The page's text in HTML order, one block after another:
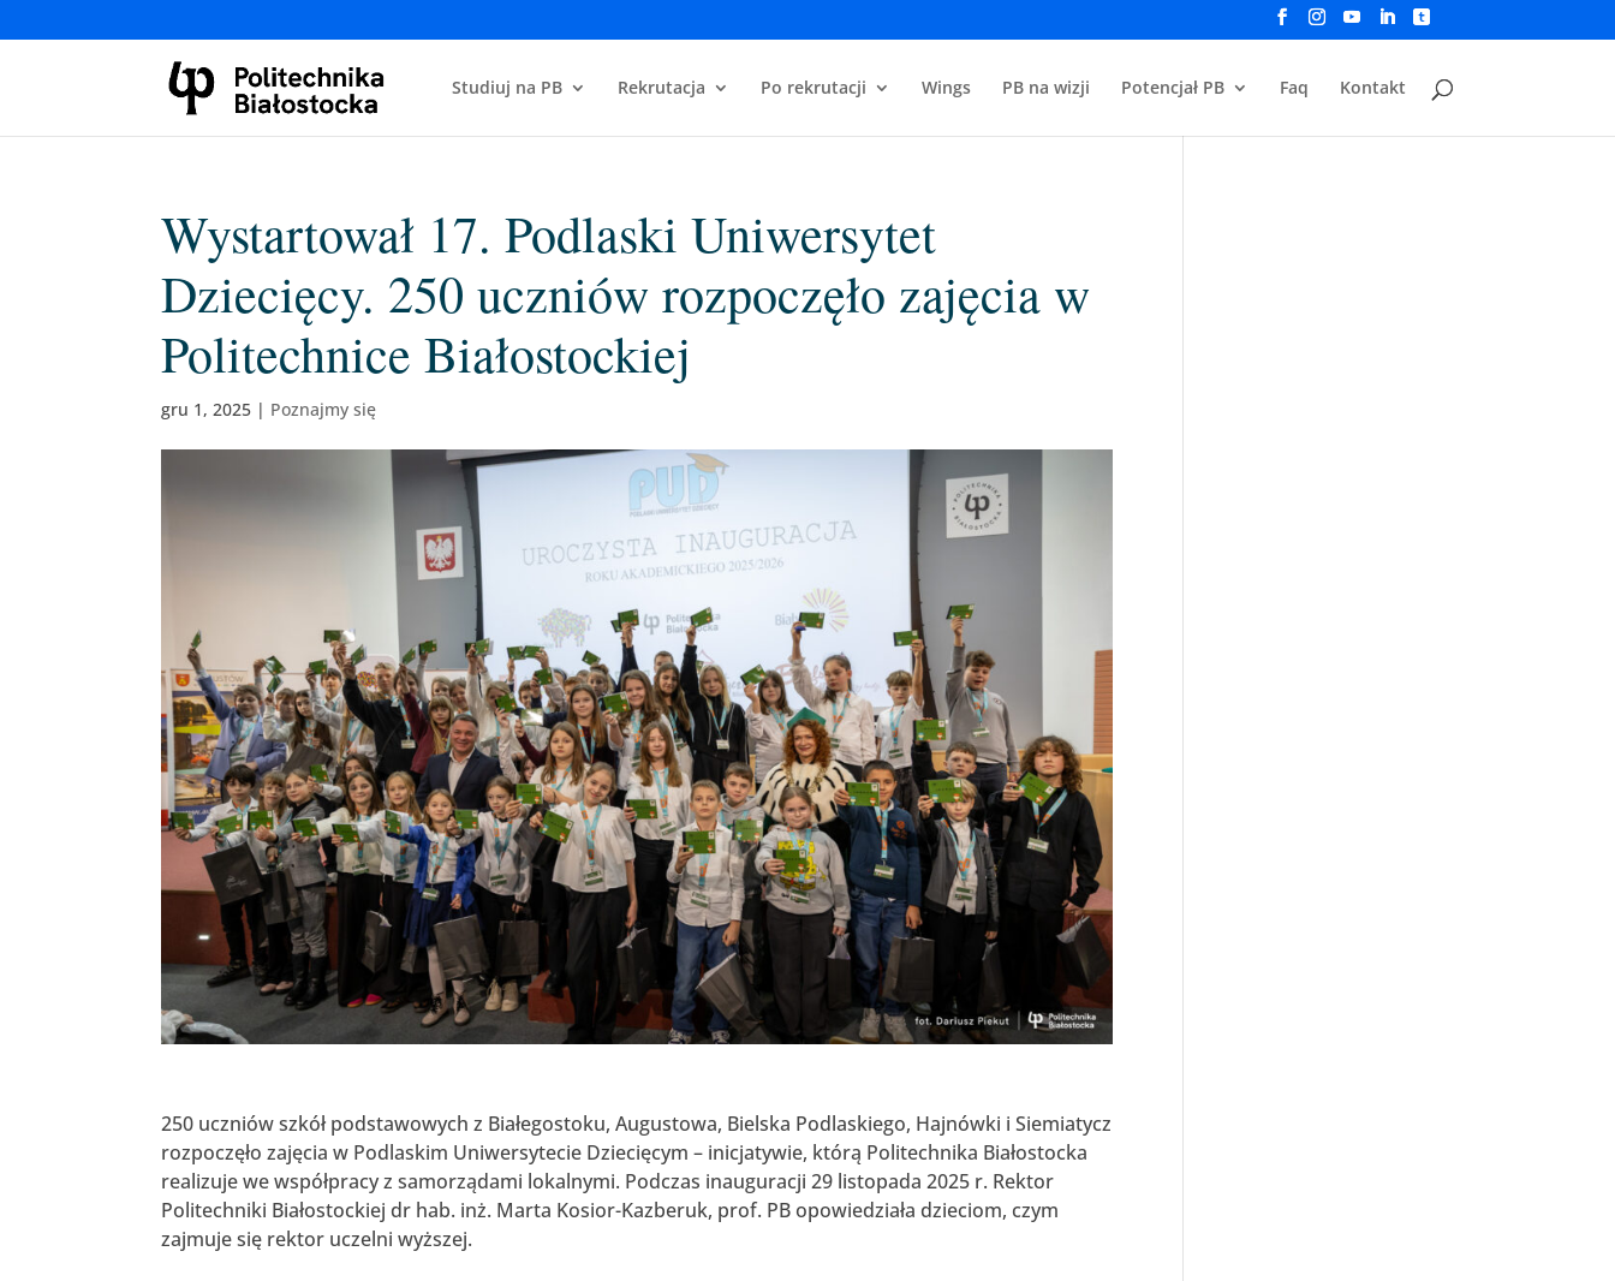
Studiuj na PB Rekrutacja Po rekrutacji Wings PB na wizji Potencjał PB Faq Kontakt
Wystartował 17. Podlaski Uniwersytet
Dziecięcy. 250 uczniów rozpoczęło zajęcia w
Politechnice Białostockiej
gru 1, 2025 | Poznajmy się
250 uczniów szkół podstawowych z Białegostoku, Augustowa, Bielska Podlaskiego, Hajnówki i Siemiatycz
rozpoczęło zajęcia w Podlaskim Uniwersytecie Dziecięcym – inicjatywie, którą Politechnika Białostocka
realizuje we współpracy z samorządami lokalnymi. Podczas inauguracji 29 listopada 2025 r. Rektor
Politechniki Białostockiej dr hab. inż. Marta Kosior-Kazberuk, prof. PB opowiedziała dzieciom, czym
zajmuje się rektor uczelni wyższej.